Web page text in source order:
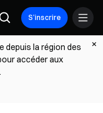
S’inscrire
depuis la région des
accéder aux